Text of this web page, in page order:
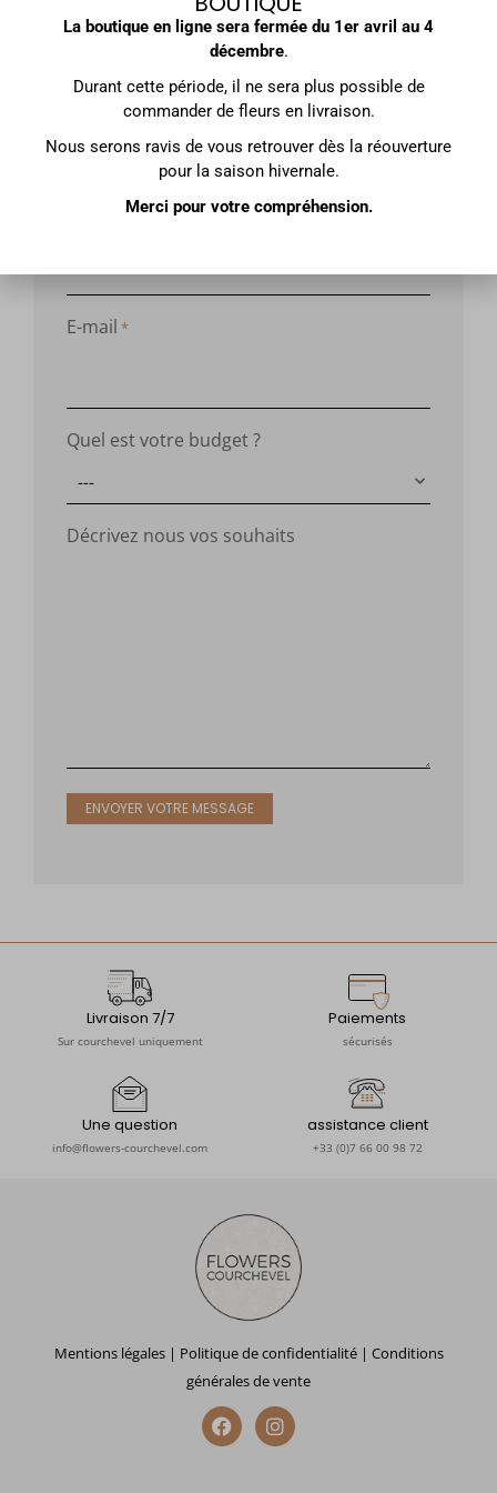
Société
E-mail *
Quel est votre budget ?
Décrivez nous vos souhaits
Livraison 7/7
Sur courchevel uniquement
Paiements
sécurisés
Une question
info@flowers-courchevel.com
assistance client
+33 (0)7 66 00 98 72
Mentions légales| Politique de confidentialité| Conditions
générales de vente
La boutique en ligne sera fermée du 1er avril au 4
décembre.
Durant cette période, il ne sera plus possible de
commander de fleurs en livraison.
Nous serons ravis de vous retrouver dès la réouverture
pour la saison hivernale.
Merci pour votre compréhension.